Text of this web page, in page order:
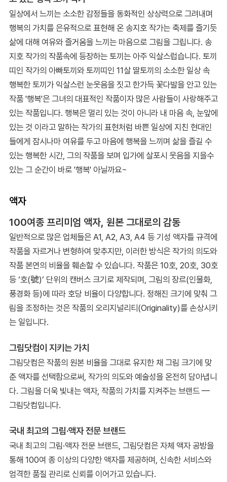
일상에서 느끼는 소소한 감정들을 동화적인 상상력으로 그려내며
행복의 가치를 은유적으로 표현해 온 송지호 작가는 축제를 즐기듯
삶에 대해 여유와 즐거움을 느끼는 마음으로 그림을 그립니다. 송
지호 작가의 작품속에 등장하는 토끼는 아주 익살스럽습니다. 토끼
띠인 작가의 아빠토끼와 토끼띠인 11살 딸토끼의 소소한 일상 속
행복한 토끼가 익살스런 눈웃음을 짓고 한가득 꽃다발을 안고 있는
작품 '행복'은 그녀의 대표적인 작품이자 많은 사람들이 사랑해주고
있는 작품입니다. 행복은 멀리 있는 것이 아니라 내 마음 속, 눈앞에
있는 것 이라고 말하는 작가의 표현처럼 바쁜 일상에 지친 현대인
들에게 잠시나마 여유를 두고 마음에 행복을 느끼며 삶을 즐길 수
있는 행복한 시간, 그의 작품을 보며 입가에 살포시 웃음을 지을수
있는 그 순간이 바로 '행복' 아닐까요~
액자
100여종 프리미엄 액자, 원본 그대로의 감동
일반적으로 많은 업체들은 A1, A2, A3, A4 등 기성 액자틀 규격에
작품을 자르거나 변형하여 맞추지만, 이러한 방식은 작가의 의도와
작품 본연의 비율을 훼손할 수 있습니다. 작품은 10호, 20호, 30호
등 ‘호(號)’ 단위의 캔버스 크기로 제작되며, 그림의 장르(인물화,
풍경화 등)에 따라 호당 비율이 다양합니다. 정해진 크기에 맞춰 그
림을 조정하는 것은 작품의 오리지널리티(Originality)를 손상시키
는 일입니다.
그림닷컴이 지키는 가치
그림닷컴은 작품의 원본 비율을 그대로 유지한 채 그림 크기에 맞
춘 액자를 선택함으로써, 작가의 의도와 예술성을 온전히 담아냅니
다. 그림을 더욱 빛내는 액자, 작품의 가치를 지켜주는 브랜드 —
그림닷컴입니다.
국내 최고의 그림·액자 전문 브랜드
국내 최고의 그림·액자 전문 브랜드, 그림닷컴은 자체 액자 공방을
통해 100여 종 이상의 다양한 액자를 제공하며, 신속한 서비스와
엄격한 품질 관리로 신뢰를 이어가고 있습니다.